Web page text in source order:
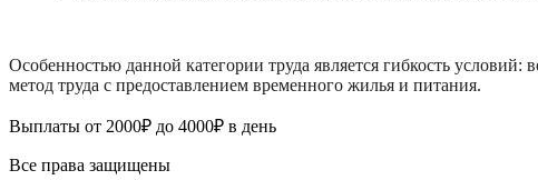
Особенностью данной категории труда является гибкость
метод труда с предоставлением временного жилья и питания.
Выплаты от 2000₽ до 4000₽ в день
Все права защищены